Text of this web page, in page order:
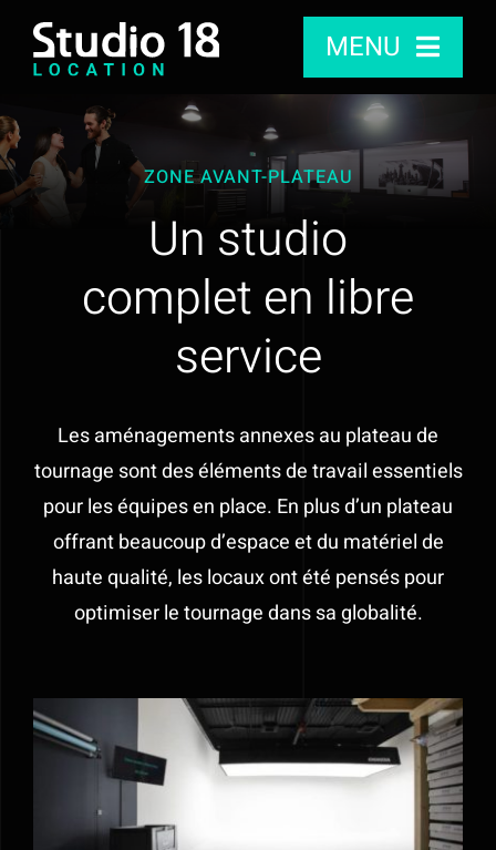
Passer
MENU
Studio
Caméras
Lumière
Alimentation
Régie
Trépieds
Fonds et sols
ZONE AVANT-PLATEAU
Un studio
complet en libre
service
Les aménagements annexes au plateau de
tournage sont des éléments de travail essentiels
pour les équipes en place. En plus d’un plateau
offrant beaucoup d’espace et du matériel de
haute qualité, les locaux ont été pensés pour
optimiser le tournage dans sa globalité.